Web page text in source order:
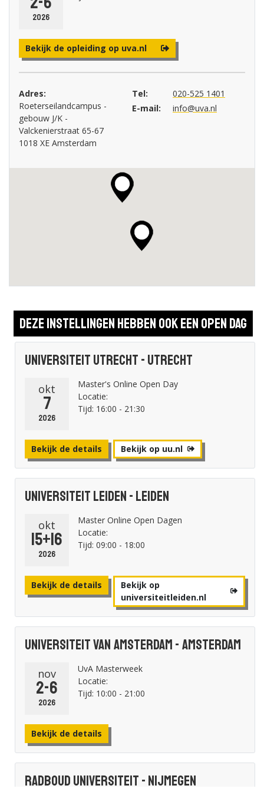
2026
Bekijk de opleiding op uva.nl
Adres:
Roeterseilandcampus -
gebouw J/K -
Valckenierstraat 65-67
1018 XE Amsterdam
Tel:
020-525 1401
E-mail:
info@uva.nl
Deze instellingen hebben ook een open dag
Universiteit Utrecht - Utrecht
okt
7
2026
Master's Online Open Day
Locatie:
Tijd: 16:00 - 21:30
Bekijk de details Bekijk op uu.nl
Universiteit Leiden - Leiden
okt
15+16
2026
Master Online Open Dagen
Locatie:
Tijd: 09:00 - 18:00
Bekijk de details
Bekijk op
universiteitleiden.nl
Universiteit van Amsterdam - Amsterdam
nov
2-6
2026
UvA Masterweek
Locatie:
Tijd: 10:00 - 21:00
Bekijk de details
Radboud Universiteit - Nijmegen